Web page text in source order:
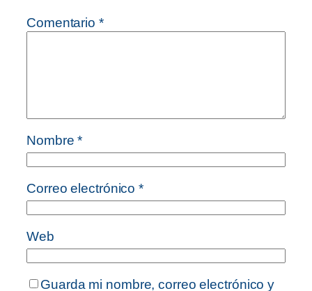
Comentario *
Nombre*
Correo electrónico*
Web
Guarda mi nombre, correo electrónico y